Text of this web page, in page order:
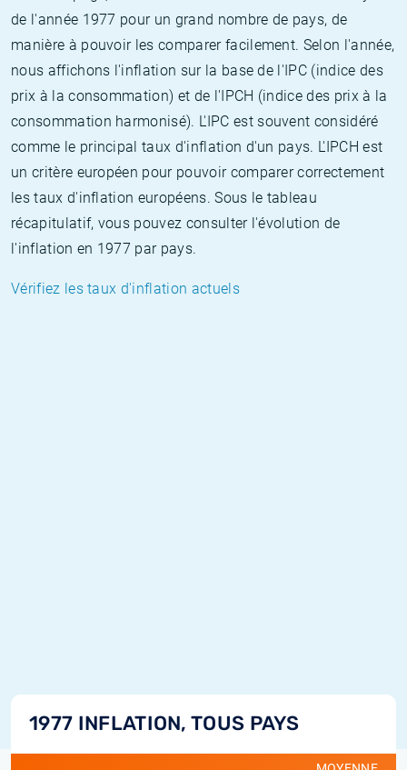
de l'année 1977 pour un grand nombre de pays, de
manière à pouvoir les comparer facilement. Selon l'année,
nous affichons l'inflation sur la base de l'IPC (indice des
prix à la consommation) et de l'IPCH (indice des prix à la
consommation harmonisé). L'IPC est souvent considéré
comme le principal taux d'inflation d'un pays. L'IPCH est
un critère européen pour pouvoir comparer correctement
les taux d'inflation européens. Sous le tableau
récapitulatif, vous pouvez consulter l'évolution de
l'inflation en 1977 par pays.
Vérifiez les taux d'inflation actuels
1977 INFLATION, TOUS PAYS